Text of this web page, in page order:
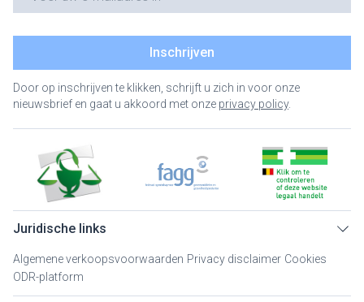
Inschrijven
Door op inschrijven te klikken, schrijft u zich in voor onze
nieuwsbrief en gaat u akkoord met onze privacy policy.
Juridische links
Algemene verkoopsvoorwaarden Privacy disclaimer Cookies
ODR-platform